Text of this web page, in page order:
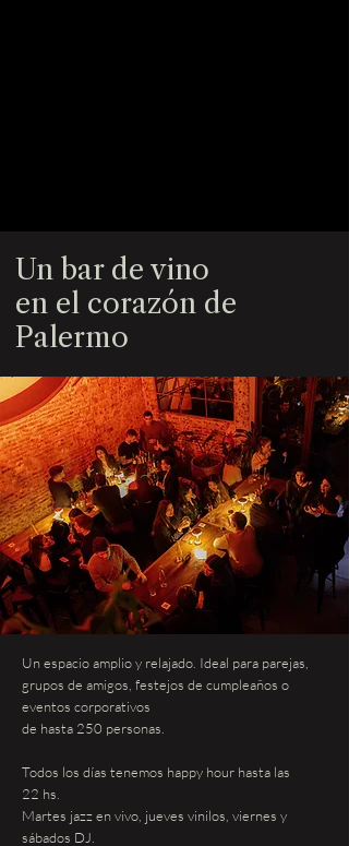
Un bar de vino
en el corazón de
Palermo
Un espacio amplio y relajado. Ideal para parejas,
grupos de amigos, festejos de cumpleaños o
eventos corporativos
de hasta 250 personas.
Todos los días tenemos happy hour hasta las
22 hs.
Martes jazz en vivo, jueves vinilos, viernes y
sábados DJ.